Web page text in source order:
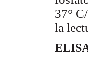
37°
la